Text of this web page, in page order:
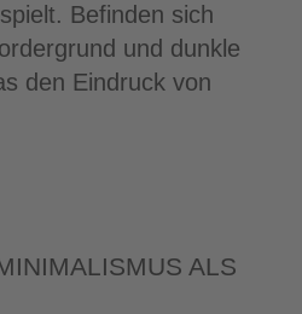
Befinden sich
und dunkle
den Eindruck von
ALS